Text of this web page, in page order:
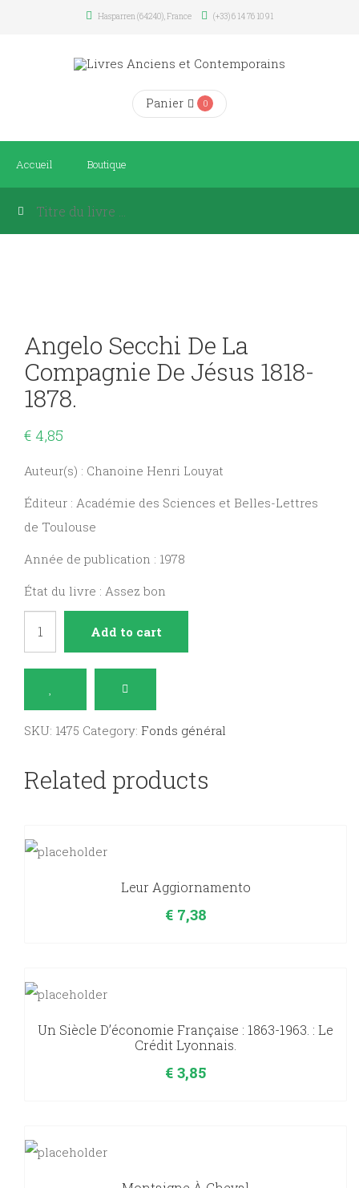
Hasparren (64240), France (+33) 6 14 76 10 91
Panier 0
Accueil Boutique
Angelo Secchi De La
Compagnie De Jésus 1818-
1878.
€ 4,85
Auteur(s) : Chanoine Henri Louyat
Éditeur : Académie des Sciences et Belles-Lettres
de Toulouse
Année de publication : 1978
État du livre : Assez bon
de
Jésus
1818-
quantity
Add to cart
SKU: 1475 Category: Fonds général
Related products
Leur Aggiornamento
€7,38
Un Siècle D’économie Française : 1863-1963. : Le
Crédit Lyonnais.
€ 3,85